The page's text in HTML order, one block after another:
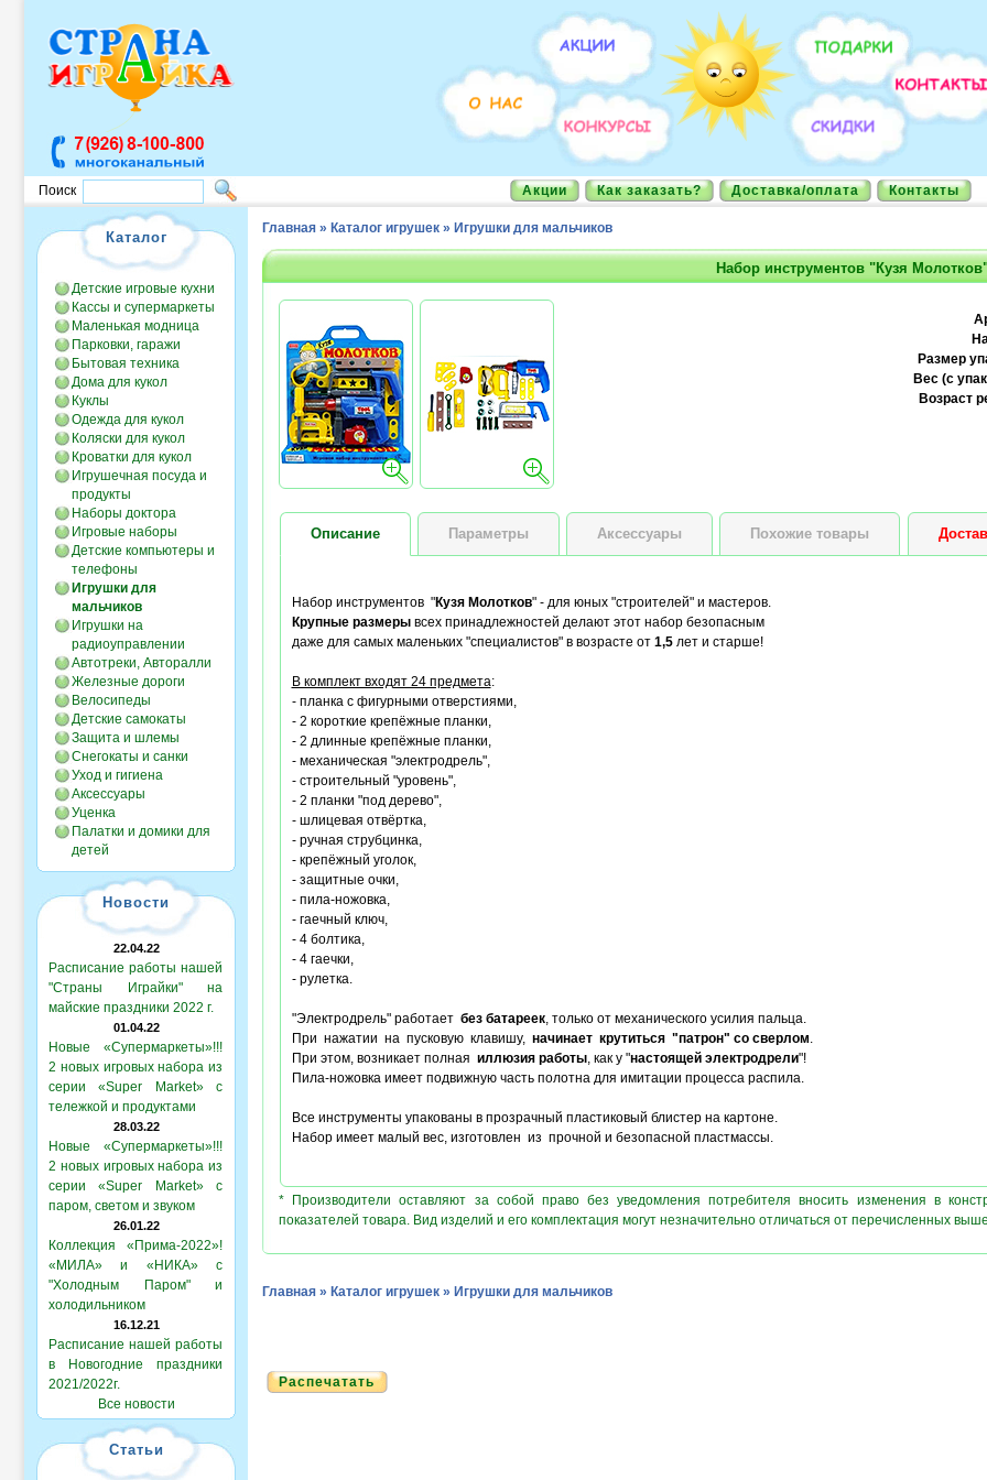
Поиск Акции Как заказать? Доставка/оплата Контакты
Каталог
Детские игровые кухни
Кассы и супермаркеты
Маленькая модница
Парковки, гаражи
Бытовая техника
Дома для кукол
Куклы
Одежда для кукол
Коляски для кукол
Кроватки для кукол
Игрушечная посуда и
продукты
Наборы доктора
Игровые наборы
Детские компьютеры и
телефоны
Игрушки для
мальчиков
Игрушки на
радиоуправлении
Автотреки, Авторалли
Железные дороги
Велосипеды
Детские самокаты
Защита и шлемы
Снегокаты и санки
Уход и гигиена
Аксессуары
Уценка
Палатки и домики для
детей
Новости
22.04.22
Расписание работы нашей
"Страны Играйки" на
майские праздники 2022 г.
01.04.22
Новые «Супермаркеты»!!!
2 новых игровых набора из
серии «Super Market» с
тележкой и продуктами
28.03.22
Новые «Супермаркеты»!!!
2 новых игровых набора из
серии «Super Market» с
паром, светом и звуком
26.01.22
Коллекция «Прима-2022»!
«МИЛА» и «НИКА» с
"Холодным Паром" и
холодильником
16.12.21
Расписание нашей работы
в Новогодние праздники
2021/2022г.
Все новости
Статьи
Главная » Каталог игрушек » Игрушки для мальчиков
Набор инструментов "Кузя
Размер
Вес (с
Возраст
Описание Параметры Аксессуары Похожие товары
Набор инструментов "Кузя Молотков" - для юных "строителей" и мастеров.
Крупные размерывсех принадлежностей делают этот набор безопасным
даже для самых маленьких "специалистов" в возрасте от 1,5лет и старше!
В комплект входят 24 предмета:
- планка с фигурными отверстиями,
- 2 короткие крепёжные планки,
- 2 длинные крепёжные планки,
- механическая "электродрель",
- строительный "уровень",
- 2 планки "под дерево",
- шлицевая отвёртка,
- ручная струбцинка,
- крепёжный уголок,
- защитные очки,
- пила-ножовка,
- гаечный ключ,
- 4 болтика,
- 4 гаечки,
- рулетка.
"Электродрель" работает без батареек, только от механического усилия пальца.
При нажатии на пусковую клавишу,начинает крутиться "патрон" со сверлом.
При этом, возникает полная иллюзия работы, как у "настоящей электродрели"!
Пила-ножовка имеет подвижную часть полотна для имитации процесса распила.
Все инструменты упакованы в прозрачный пластиковый блистер на картоне.
Набор имеет малый вес, изготовлен из прочной и безопасной пластмассы.
* Производители оставляют за собой право без уведомления потребителя вносить изменения в
показателей товара. Вид изделий и его комплектация могут незначительно отличаться от перечисленных
Главная » Каталог игрушек » Игрушки для мальчиков
Распечатать